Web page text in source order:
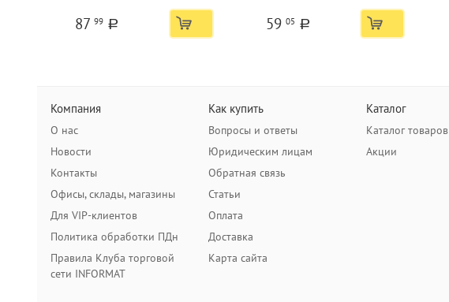
цветов 10 листов, 190 г/м2
87 99 a 59 05 a
Компания
О нас
Новости
Контакты
Офисы, склады, магазины
Для VIP-клиентов
Политика обработки ПДн
Правила Клуба торговой
сети INFORMAT
Как купить
Вопросы и ответы
Юридическим лицам
Обратная связь
Статьи
Оплата
Доставка
Карта сайта
Каталог
Каталог товаров
Акции